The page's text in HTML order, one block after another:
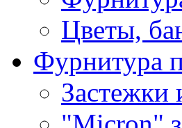
Цветы,
Фурнитура
Застежки